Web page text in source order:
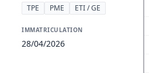
TPE PME ETI / GE
IMMATRICULATION
28/04/2026